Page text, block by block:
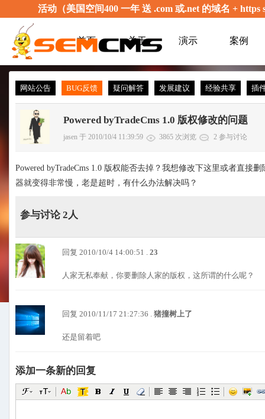
活动（美国空间400 一年 送 .com 或.net 的域名 +
首页 关于 演示 案例
网站公告 BUG反馈 疑问解答 发展建议 经验共享 插
Powered byTradeCms 1.0 版权修改的问题
jasen 于 2010/10/4 11:39:59 3865 次浏览 2 参与讨论
Powered byTradeCms 1.0 版权能否去掉？我想修改下这里或者直接
器就变得非常慢，老是超时，有什么办法解决吗？
参与讨论 2人
回复 2010/10/4 14:00:51 .23
人家无私奉献，你要删除人家的版权，这所谓的什么呢？
回复 2010/11/17 21:27:36 .猪撞树上了
还是留着吧
添加一条新的回复